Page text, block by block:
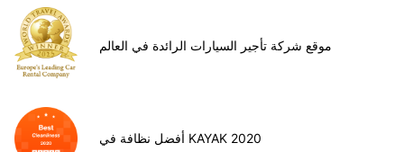
موقع شركة تأجير السيارات الرائدة في العالم
أفضل نظافة في KAYAK 2020